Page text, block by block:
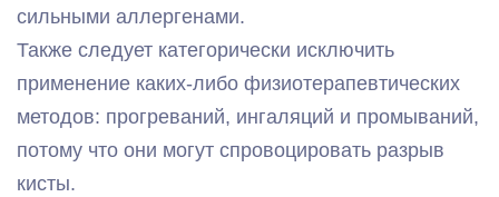
сильными аллергенами.
Также следует категорически исключить
применение каких-либо физиотерапевтических
методов: прогреваний, ингаляций и промываний,
потому что они могут спровоцировать разрыв
кисты.